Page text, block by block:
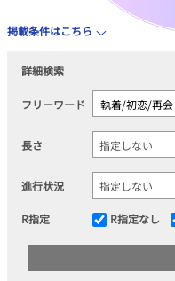
掲載条件はこちら
詳細検索
フリーワード
長さ
進行状況
R指定 R指定なし